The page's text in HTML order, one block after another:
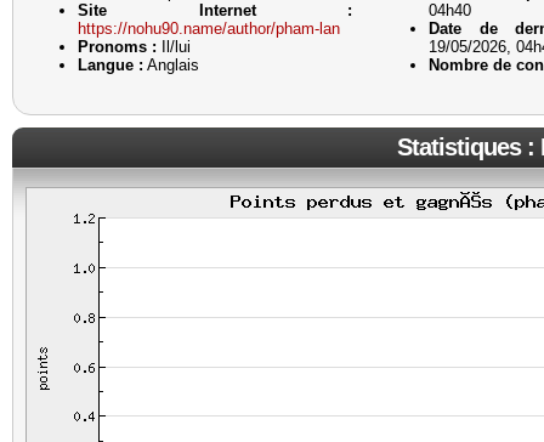
Site Internet :
https://nohu90.name/author/pham-lan
Pronoms : Il/lui
Langue : Anglais
04h40
Date de
19/05/2026,
Nombre de
Statistiques :